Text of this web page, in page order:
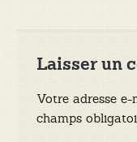
Laisser un
Votre adresse e-
champs